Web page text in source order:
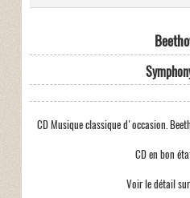
CD Musique classique d'occasion.
CD en bon
Voir le détail